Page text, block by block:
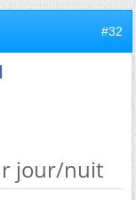
#32
jour/nuit